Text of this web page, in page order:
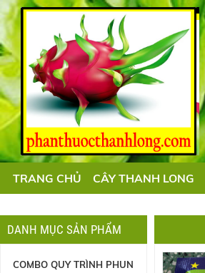
TRANG CHỦ CÂY THANH LONG
DANH MỤC SẢN PHẨM
COMBO QUY TRÌNH PHUN